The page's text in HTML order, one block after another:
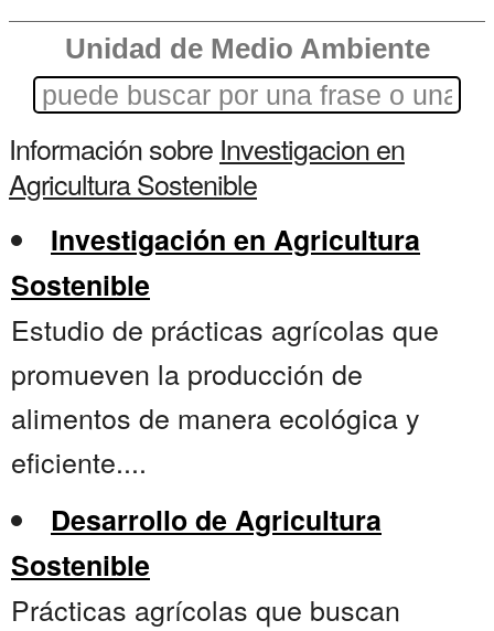
Unidad de Medio Ambiente
Información sobre Investigacion en
Agricultura Sostenible
Investigación en Agricultura
Sostenible
Estudio de prácticas agrícolas que
promueven la producción de
alimentos de manera ecológica y
eficiente....
Desarrollo de Agricultura
Sostenible
Prácticas agrícolas que buscan